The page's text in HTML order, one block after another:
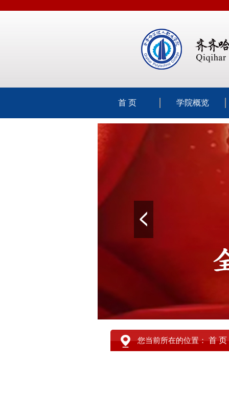
首 页 学院概览
您当前所在的位置：首 页